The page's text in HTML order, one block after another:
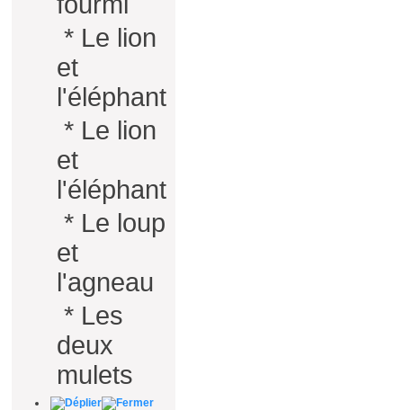
* Le lion
et
l'éléphant
* Le lion
et
l'éléphant
* Le loup
et
l'agneau
* Les
deux
mulets